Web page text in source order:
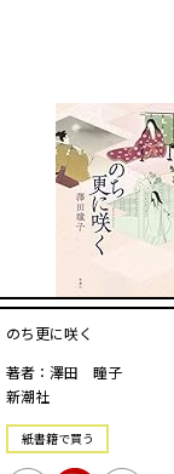
のち更に咲く
著者：澤田 瞳子
新潮社
紙書籍で買う